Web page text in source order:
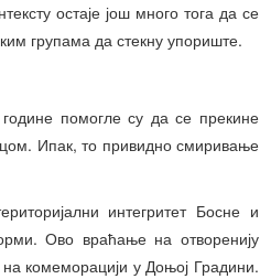
остаје још много тога да се
групама да стекну упориште.
године помогле су да се прекине
Ипак, то привидно смиривање
интегритет Босне и
Ово враћање на отворенију
на комеморацији у Доњој Градини.